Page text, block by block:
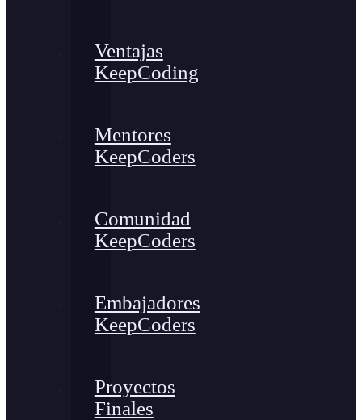
Ventajas
KeepCoding
Mentores
KeepCoders
Comunidad
KeepCoders
Embajadores
KeepCoders
Proyectos
Finales